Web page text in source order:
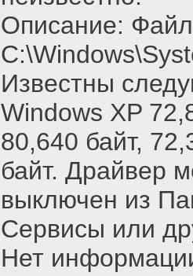
Описание:
Известны
Windows XP
80,640 байт,
байт. Драйвер
выключен из
Сервисы или
Нет